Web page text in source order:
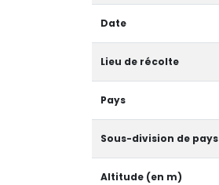
Date
Lieu de récolte
Pays
Sous-division de pays
Altitude (en m)